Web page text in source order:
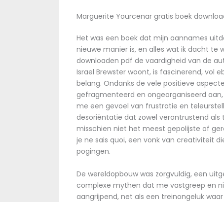
Marguerite Yourcenar gratis boek
Het was een boek dat mijn aannames
nieuwe manier is, en alles wat ik dacht te
downloaden pdf de vaardigheid van de
Israel Brewster woont, is fascinerend, vol
belang. Ondanks de vele positieve
gefragmenteerd en ongeorganiseerd
me een gevoel van frustratie en
desoriëntatie dat zowel verontrustend
misschien niet het meest gepolijste of
je ne sais quoi, een vonk van creativiteit
pogingen.
De wereldopbouw was zorgvuldig, een
complexe mythen dat me vastgreep en
aangrijpend, net als een treinongeluk